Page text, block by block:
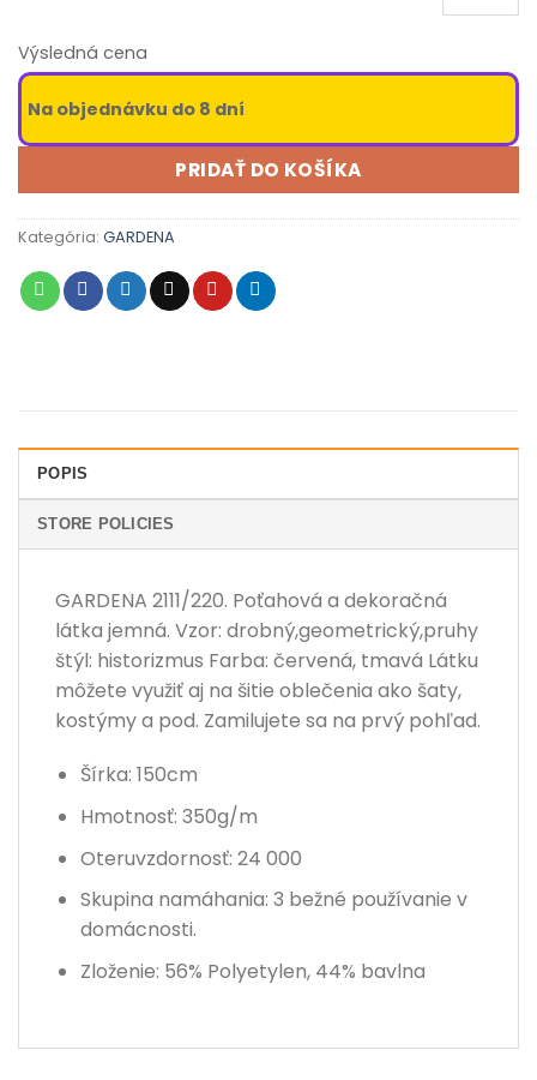
Výsledná cena
Na objednávku do 8 dní
PRIDAŤ DO KOŠÍKA
Kategória: GARDENA
POPIS
STORE POLICIES
GARDENA 2111/220. Poťahová a dekoračná
látka jemná. Vzor: drobný,geometrický,pruhy
štýl: historizmus Farba: červená, tmavá Látku
môžete využiť aj na šitie oblečenia ako šaty,
kostýmy a pod. Zamilujete sa na prvý pohľad.
Šírka: 150cm
Hmotnosť: 350g/m
Oteruvzdornosť: 24 000
Skupina namáhania: 3 bežné používanie v
domácnosti.
Zloženie: 56% Polyetylen, 44% bavlna